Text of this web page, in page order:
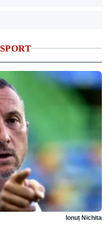
SPORT
Ionuț Nichita